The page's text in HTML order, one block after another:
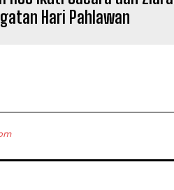
Hari Pahlawan